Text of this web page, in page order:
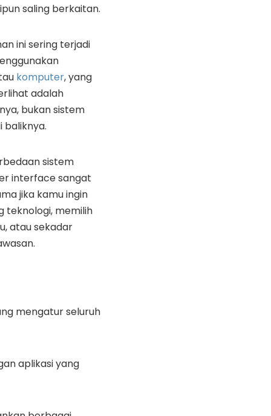
saling berkaitan.
ini sering terjadi
komputer, yang
adalah
bukan sistem
baliknya.
sistem
interface sangat
jika kamu ingin
teknologi, memilih
atau sekadar
mengatur seluruh
aplikasi yang